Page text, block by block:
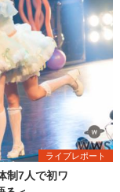
ライブレポート
制7人で初ワ